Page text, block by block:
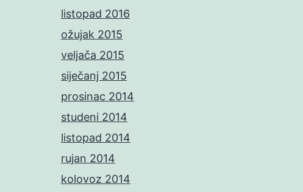
listopad 2016
ožujak 2015
veljača 2015
siječanj 2015
prosinac 2014
studeni 2014
listopad 2014
rujan 2014
kolovoz 2014